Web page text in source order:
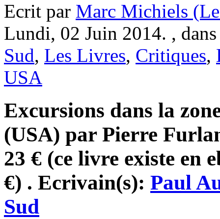
Ecrit par Marc Michiels
Lundi, 02 Juin 2014. ,
Sud, Les Livres, Critiques,
USA
Excursions dans la
(USA) par Pierre
23 € (ce livre existe en
€) . Ecrivain(s): Paul
Sud